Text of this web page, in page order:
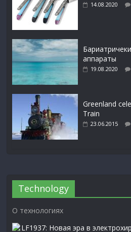
14.08.2020
аппараты
19.08.2020
Greenland
Train
23.06.2015
Technology
О технологиях